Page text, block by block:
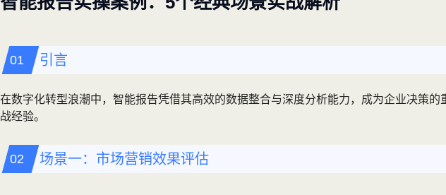
引言
在数字化转型浪潮中，智能报告凭借其高效的数据整合与深度分析能力，成为企业决策
战经验。
场景一：市场营销效果评估